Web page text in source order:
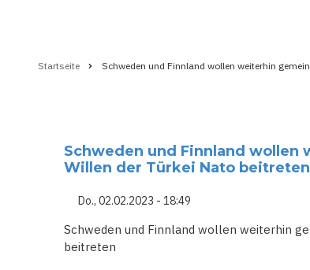
Startseite Schweden und Finnland wollen weiterhin
Schweden und Finnland
Willen der Türkei Nato beitreten
Do., 02.02.2023 - 18:49
Schweden und Finnland wollen weiterhin
beitreten